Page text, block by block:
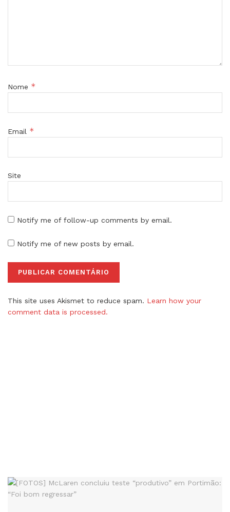
Nome *
Email *
Site
Notify me of follow-up comments by email.
Notify me of new posts by email.
This site uses Akismet to reduce spam. Learn how your
comment data is processed.